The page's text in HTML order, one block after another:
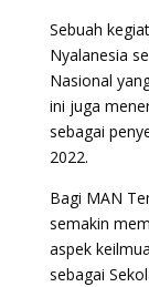
Sebuah
Nyalanesia
Nasional
ini juga
sebagai
2022.
Bagi MAN
semakin
aspek
sebagai